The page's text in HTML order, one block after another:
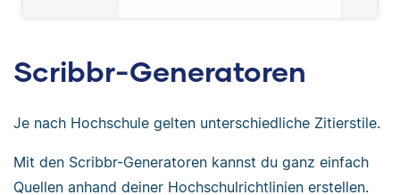
Scribbr-Generatoren
Je nach Hochschule gelten unterschiedliche Zitierstile.
Mit den Scribbr-Generatoren kannst du ganz einfach
Quellen anhand deiner Hochschulrichtlinien erstellen.